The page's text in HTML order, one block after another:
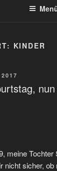
KINDER
meine
nicht sicher,